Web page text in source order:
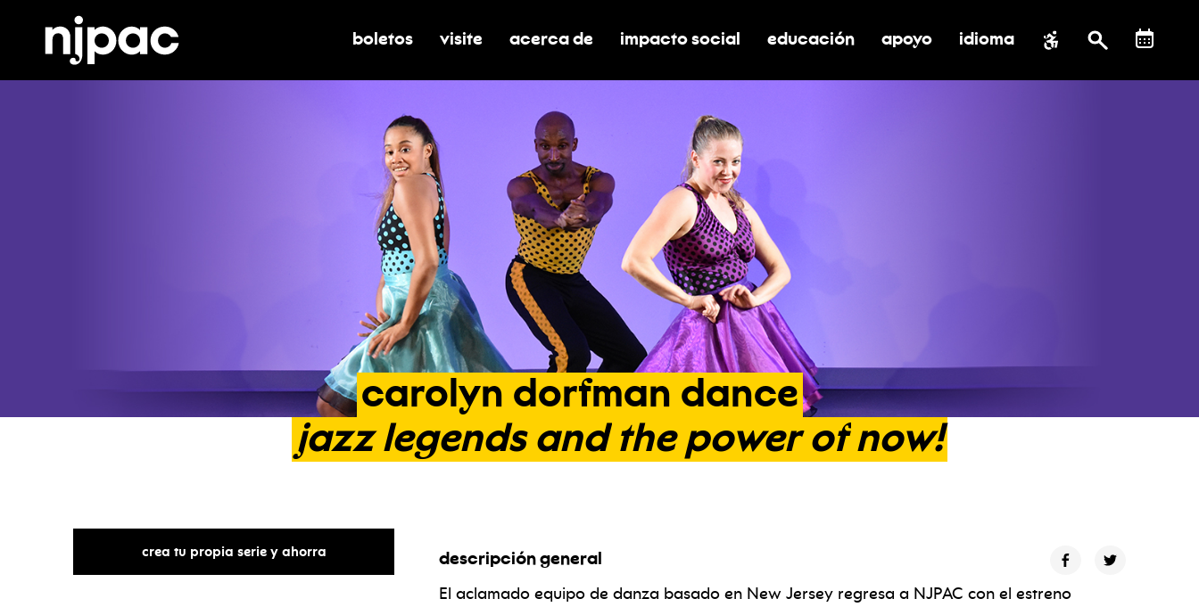
alternar submenú de boletos
boletos alternar submenú de visite
visite alternar submenú de acerca de
acerca de activar/desactivar el submenú de impacto social
impacto social alternar submenú de educación
educación alternar submenú de asistencia
apoyo idioma
carolyn dorfman dance
jazz legends and the power of now!
crea tu propia serie y ahorra descripción general
El aclamado equipo de danza basado en New Jersey regresa a NJPAC con el estreno